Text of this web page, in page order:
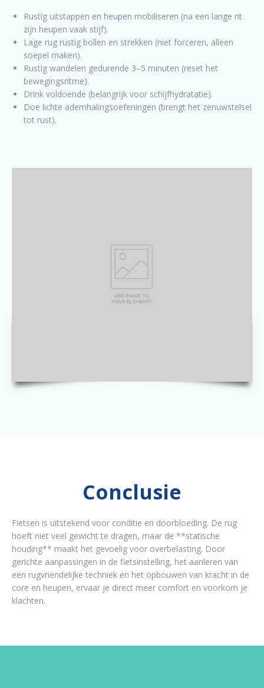
Rustig uitstappen en heupen mobiliseren (na een lange rit
zijn heupen vaak stijf).
Lage rug rustig bollen en strekken (niet forceren, alleen
soepel maken).
Rustig wandelen gedurende 3–5 minuten (reset het
bewegingsritme).
Drink voldoende (belangrijk voor schijfhydratatie).
Doe lichte ademhalingsoefeningen (brengt het zenuwstelsel
tot rust).
Conclusie
Fietsen is uitstekend voor conditie en doorbloeding. De rug
hoeft niet veel gewicht te dragen, maar de **statische
houding** maakt het gevoelig voor overbelasting. Door
gerichte aanpassingen in de fietsinstelling, het aanleren van
een rugvriendelijke techniek en het opbouwen van kracht in de
core en heupen, ervaar je direct meer comfort en voorkom je
klachten.